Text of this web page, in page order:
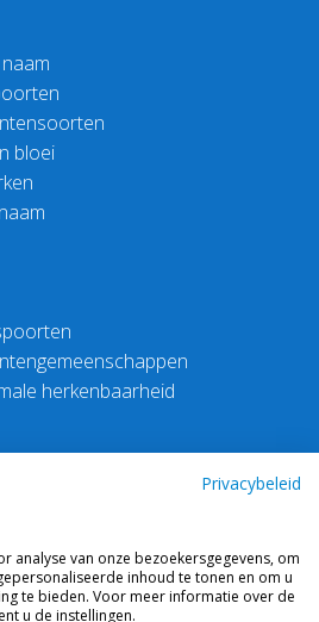
bloei
herkenbaarheid
Maastricht
Privacybeleid
analyse van onze bezoekersgegevens, om
inhoud te tonen en om u
te bieden. Voor meer informatie over de
u de instellingen.